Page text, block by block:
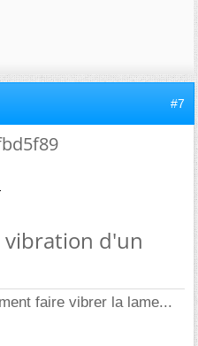
#7
vibration d'un
faire vibrer la lame...